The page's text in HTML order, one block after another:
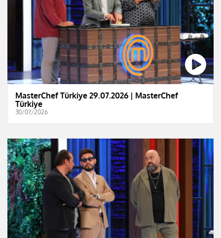
MasterChef Türkiye 29.07.2026 | MasterChef
Türkiye
30/07/2026